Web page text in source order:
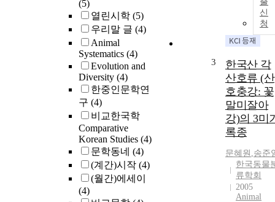
(5)
열린시학 (5)
우리말 글 (4)
Animal
Systematics (4)
Evolution and
Diversity (4)
한중인문학연
구 (4)
비교한국학
Comparative
Korean Studies (4)
문학동네 (4)
(계간)시작 (4)
(월간)에세이
(4)
신
청
3
한국산 각
산호류 (산
호충강: 꽃
말미잘아
강)의 3미
록종
문혜원 ,송준
한국동물
류학회
2005
Animal